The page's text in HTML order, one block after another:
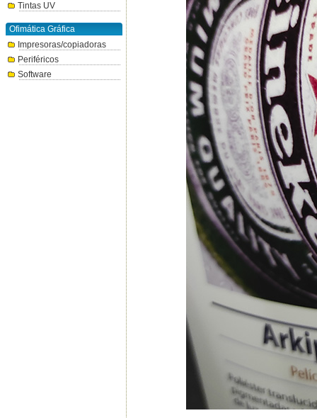
Tintas UV
Ofimática Gráfica
Impresoras/copiadoras
Periféricos
Software